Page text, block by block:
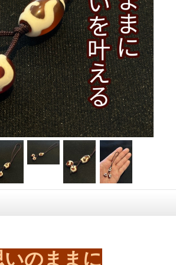
いのままに